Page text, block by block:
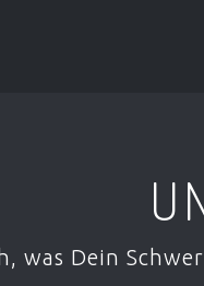
was Dein